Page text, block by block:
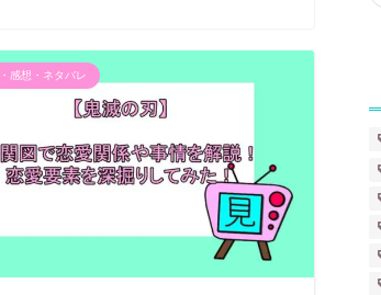
感想・ネタバレ